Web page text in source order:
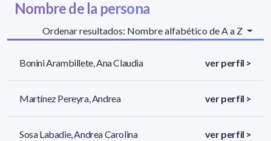
Nombre de la persona
Ordenar resultados: Nombre alfabético de A a Z
Bonini Arambillete, Ana Claudia ver perfil >
Martínez Pereyra, Andrea ver perfil >
Sosa Labadie, Andrea Carolina ver perfil >